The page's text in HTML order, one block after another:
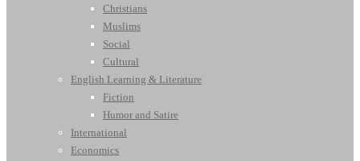
Christians
Muslims
Social
Cultural
English Learning & Literature
Fiction
Humor and Satire
International
Economics